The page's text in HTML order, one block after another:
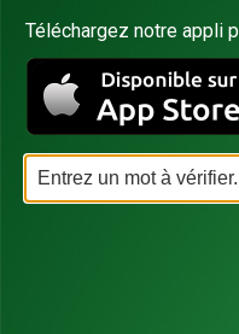
Téléchargez notre appli